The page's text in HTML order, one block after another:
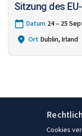
Sitzung des
Datum 24 – 25
Ort Dublin, Irland
Rechtlich
Cookies